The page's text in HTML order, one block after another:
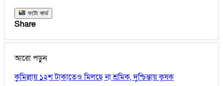
ফটো কার্ড
Share
আরো পড়ুন
কুমিল্লায় ১২শ টাকাতেও মিলছে না শ্রমিক, দুশ্চিন্তায় কৃষক